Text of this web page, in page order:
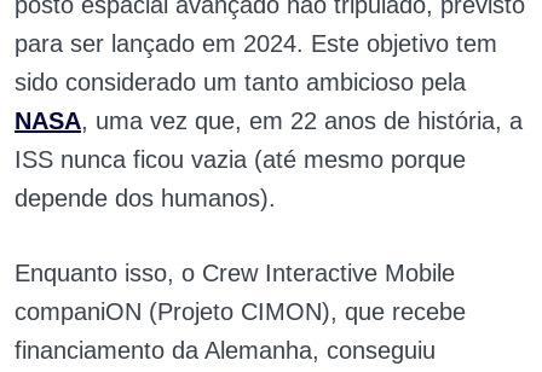
para ser lançado em 2024. Este objetivo tem
sido considerado um tanto ambicioso pela
NASA, uma vez que, em 22 anos de história, a
ISS nunca ficou vazia (até mesmo porque
depende dos humanos).
Enquanto isso, o Crew Interactive Mobile
companiON (Projeto CIMON), que recebe
financiamento da Alemanha, conseguiu